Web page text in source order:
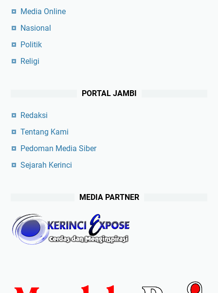
Media Online
Nasional
Politik
Religi
PORTAL JAMBI
Redaksi
Tentang Kami
Pedoman Media Siber
Sejarah Kerinci
MEDIA PARTNER